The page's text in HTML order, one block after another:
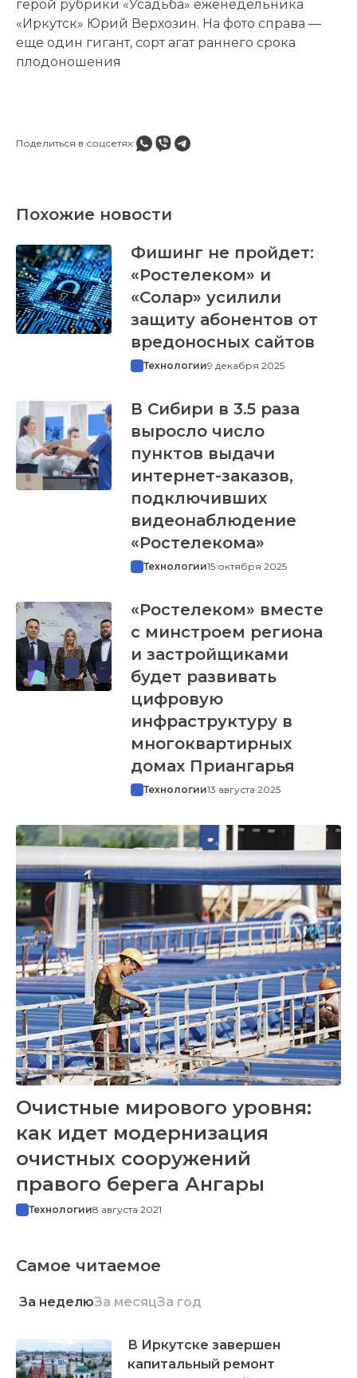
герой рубрики «Усадьба» еженедельника
«Иркутск» Юрий Верхозин. На фото справа —
еще один гигант, сорт агат раннего срока
плодоношения
Поделиться в соцсетях:
Похожие новости
Фишинг не пройдет:
«Ростелеком» и
«Солар» усилили
защиту абонентов от
вредоносных сайтов
Технологии9 декабря 2025
В Сибири в 3.5 раза
выросло число
пунктов выдачи
интернет-заказов,
подключивших
видеонаблюдение
«Ростелекома»
Технологии15 октября 2025
«Ростелеком» вместе
с минстроем региона
и застройщиками
будет развивать
цифровую
инфраструктуру в
многоквартирных
домах Приангарья
Технологии13 августа 2025
Очистные мирового уровня:
как идет модернизация
очистных сооружений
правого берега Ангары
Технологии8 августа 2021
Самое читаемое
За неделюЗа месяцЗа год
В Иркутске завершен
капитальный ремонт